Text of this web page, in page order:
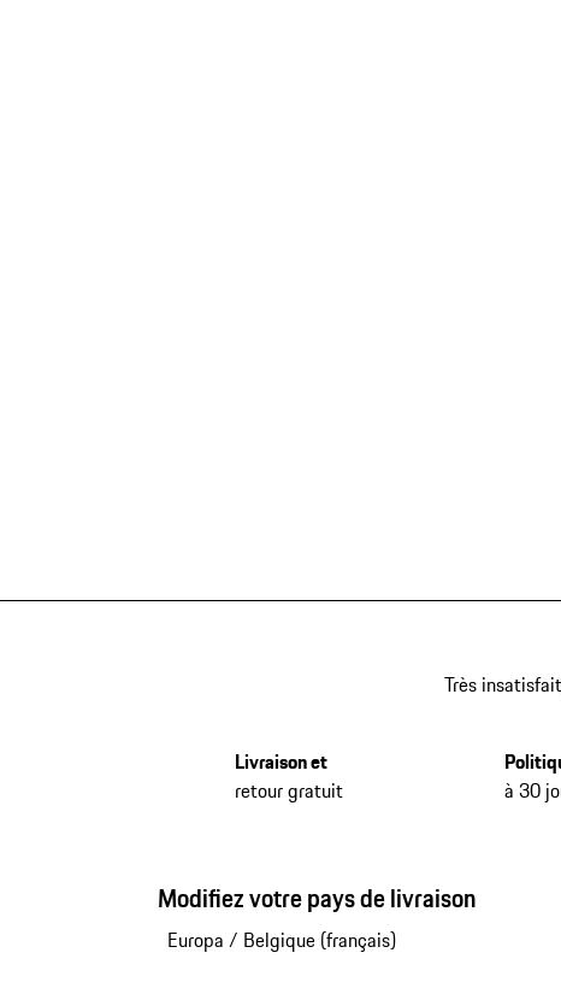
Très
Livraison et
retour gratuit
à 30
Modifiez votre pays de livraison
Europa / Belgique (français)